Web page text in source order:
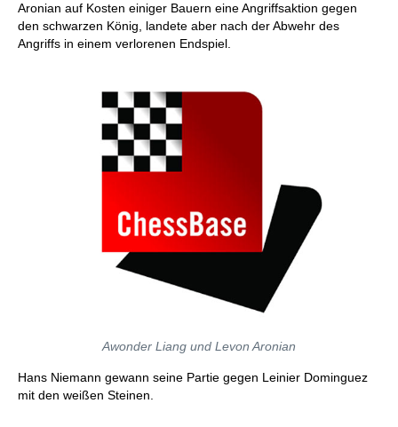
Aronian auf Kosten einiger Bauern eine Angriffsaktion gegen
den schwarzen König, landete aber nach der Abwehr des
Angriffs in einem verlorenen Endspiel.
Awonder Liang und Levon Aronian
Hans Niemann gewann seine Partie gegen Leinier Dominguez
mit den weißen Steinen.